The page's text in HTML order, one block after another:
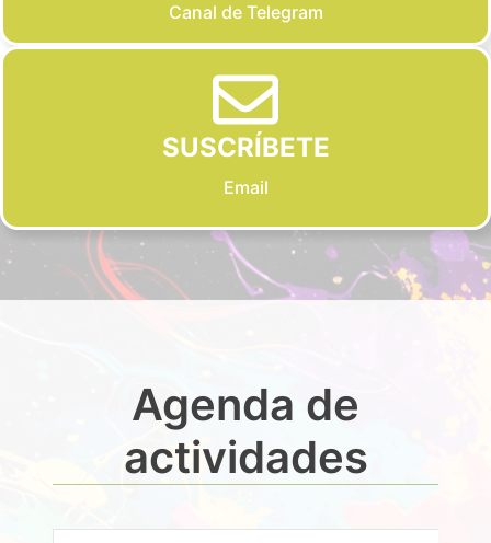
Canal de Telegram
SUSCRÍBETE
Email
Agenda de
actividades